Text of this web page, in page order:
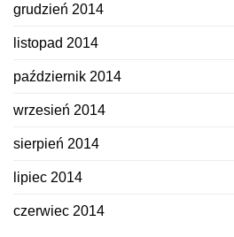
grudzień 2014
listopad 2014
październik 2014
wrzesień 2014
sierpień 2014
lipiec 2014
czerwiec 2014